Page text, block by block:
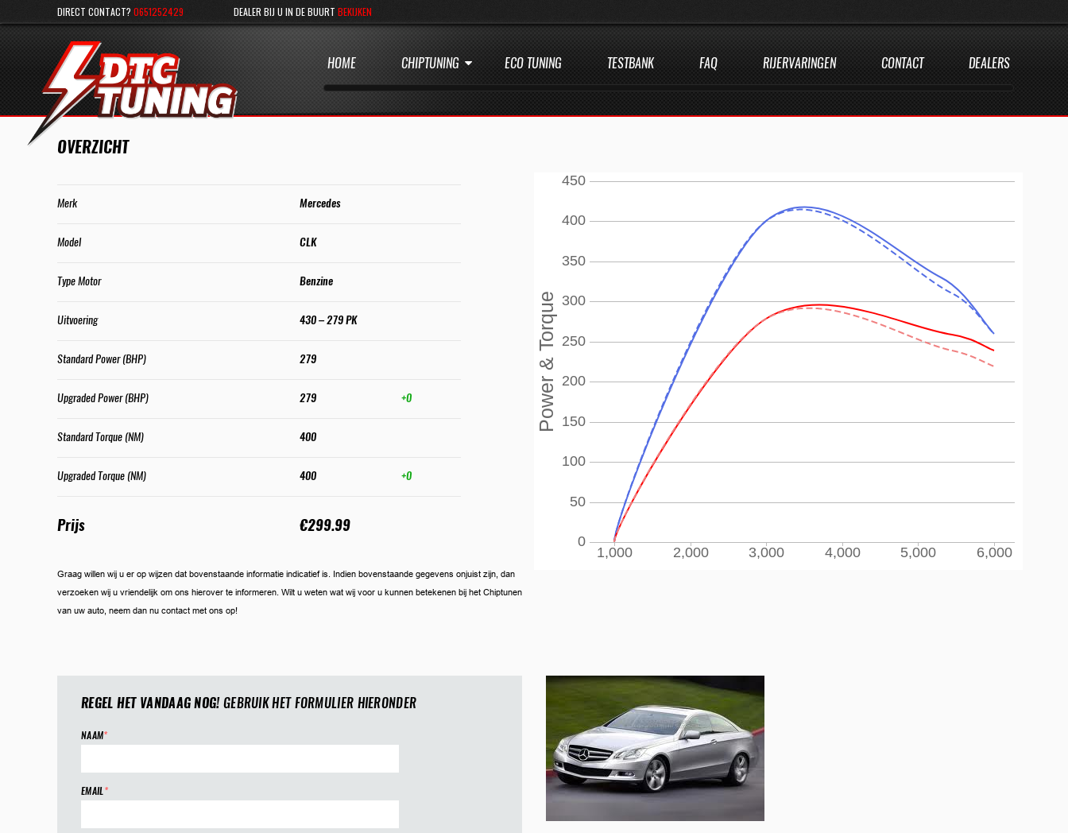
DIRECT CONTACT? 0651252429 DEALER BIJ U IN DE BUURT BEKIJKEN
HOME CHIPTUNING ECO TUNING TESTBANK FAQ RIJERVARINGEN CONTACT DEALERS
OVERZICHT
Merk Mercedes
Model CLK
Type Motor Benzine
Uitvoering 430 – 279 PK
Standard Power (BHP) 279
Upgraded Power (BHP) 279 +0
Standard Torque (NM) 400
Upgraded Torque (NM) 400 +0
Prijs €299.99
Graag willen wij u er op wijzen dat bovenstaande informatie indicatief is. Indien bovenstaande gegevens onjuist zijn, dan
verzoeken wij u vriendelijk om ons hierover te informeren. Wilt u weten wat wij voor u kunnen betekenen bij het Chiptunen
van uw auto, neem dan nu contact met ons op!
REGEL HET VANDAAG NOG!GEBRUIK HET FORMULIER HIERONDER
NAAM*
EMAIL*